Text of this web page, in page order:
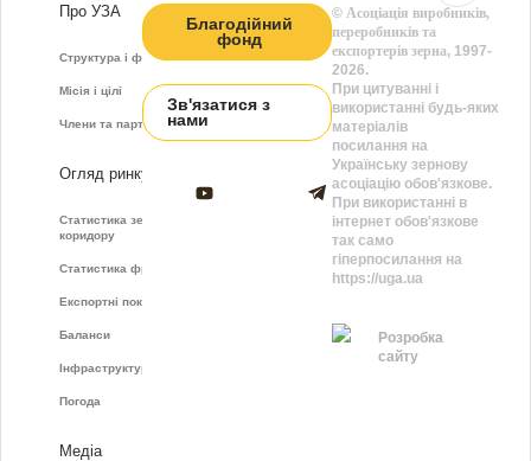
Про УЗА
Структура і функції
Місія і цілі
Члени та партнери
Огляд ринку
Статистика зернового
коридору
Статистика фрахту
Експортні показники
Баланси
Інфраструктура
Погода
Медіа
Благодійний
фонд
Зв'язатися з
нами
©Асоціація виробників,
переробників та
експортерів зерна, 1997-
2026.
При цитуванні і
використанні будь-яких
матеріалів
посилання на
Українську зернову
асоціацію обов'язкове.
При використанні в
інтернет обов'язкове
так само
гіперпосилання на
https://uga.ua
Розробка
сайту